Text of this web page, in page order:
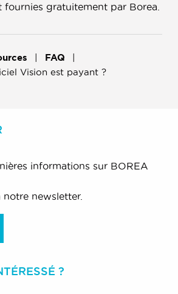
FAQ
Vision est payant ?
fournies gratuitement par Borea.
informations sur BOREA
newsletter.
?